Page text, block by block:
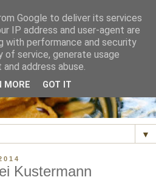
▼
Kustermann
Google to deliver its services
IP address and user-agent are
with performance and security
service, generate usage
address abuse.
MORE GOT IT